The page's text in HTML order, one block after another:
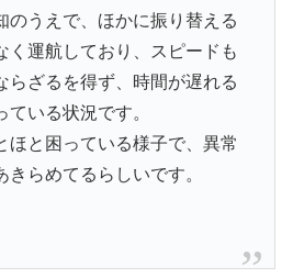
のうえで、ほかに振り替える
く運航しており、スピードも
らざるを得ず、時間が遅れる
いる状況です。
ほと困っている様子で、異常
らめてるらしいです。